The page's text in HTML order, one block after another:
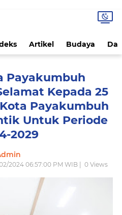
Artikel Budaya
Payakumbuh
Kepada 25
Payakumbuh
Untuk Periode
2029
2024 06:57:00 PM WIB | 0 Views